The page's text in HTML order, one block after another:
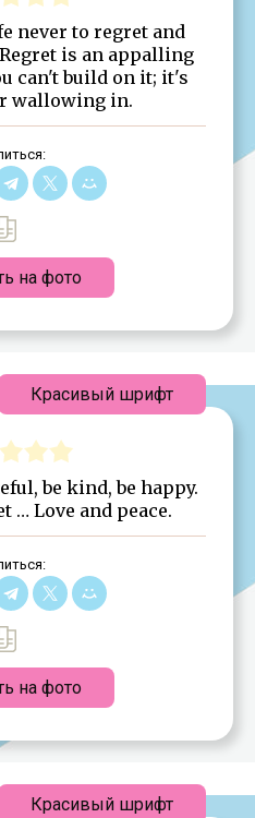
never to regret and
is an appalling
can't build on it; it's
wallowing in.
на фото
be kind, be happy.
… Love and peace.
на фото
Красивый шрифт
Красивый шрифт